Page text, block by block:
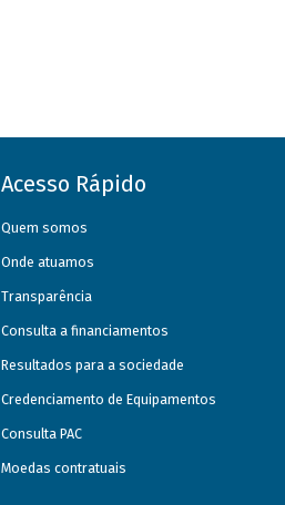
Acesso Rápido
Quem somos
Onde atuamos
Transparência
Consulta a financiamentos
Resultados para a sociedade
Credenciamento de Equipamentos
Consulta PAC
Moedas contratuais